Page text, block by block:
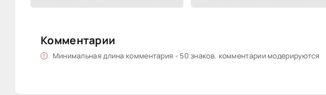
Комментарии
Минимальная длина комментария - 50 знаков. комментарии модерируются